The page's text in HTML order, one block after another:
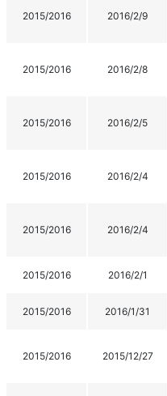
2015/2016 2016/2/9
2015/2016 2016/2/8
2015/2016 2016/2/5
2015/2016 2016/2/4
2015/2016 2016/2/4
2015/2016 2016/2/1
2015/2016 2016/1/31
2015/2016 2015/12/27